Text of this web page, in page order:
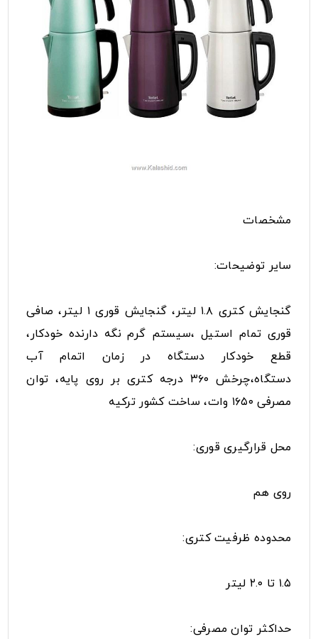
مشخصات
سایر توضیحات:
گنجایش کتری ۱.۸ لیتر، گنجایش قوری ۱ لیتر، صافی
قوری تمام استیل ،سیستم گرم نگه دارنده خودکار،
قطع خودکار دستگاه در زمان اتمام آب
دستگاه،چرخش ۳۶۰ درجه کتری بر روی پایه، توان
مصرفی ۱۶۵۰ وات، ساخت کشور ترکیه
محل قرارگیری قوری:
روی هم
محدوده ظرفیت کتری:
۱.۵ تا ۲.۰ لیتر
حداکثر توان مصرفی: